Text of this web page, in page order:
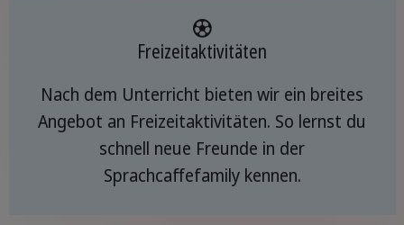
Freizeitaktivitäten
Nach dem Unterricht bieten wir ein breites
Angebot an Freizeitaktivitäten. So lernst du
schnell neue Freunde in der
Sprachcaffefamily kennen.